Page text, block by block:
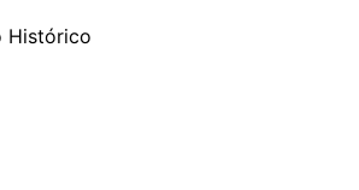
Histórico